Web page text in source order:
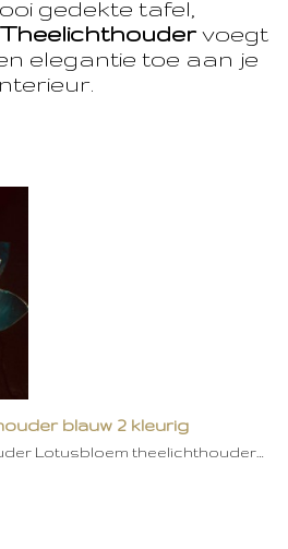
gedekte tafel,
voegt
elegantie toe aan je
blauw 2 kleurig
Lotusbloem theelichthouder…